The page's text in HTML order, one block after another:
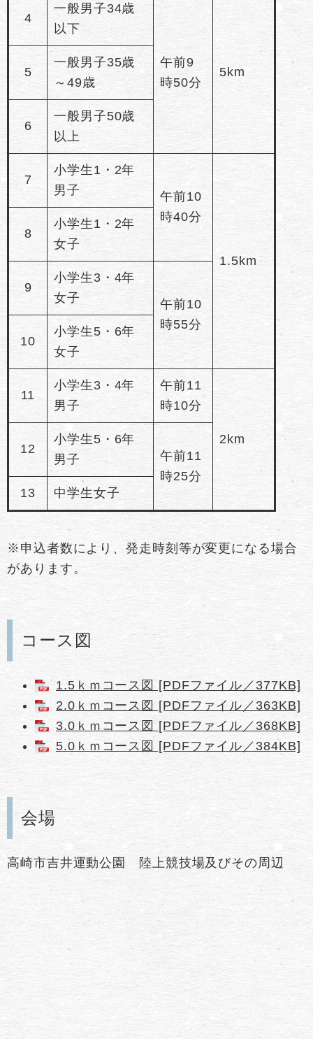
4
一般男子34歳
以下
午前9
時50分
5km
5
一般男子35歳
～49歳
6
一般男子50歳
以上
7
小学生1・2年
男子
午前10
時40分
1.5km
8
小学生1・2年
女子
9
小学生3・4年
女子
午前10
時55分
10
小学生5・6年
女子
11
小学生3・4年
男子
午前11
時10分
2km
12
小学生5・6年
男子
午前11
時25分
13
中学生女子
※申込者数により、発走時刻等が変更になる場合
があります。
コース図
1.5ｋｍコース図 [PDFファイル／377KB]
2.0ｋｍコース図 [PDFファイル／363KB]
3.0ｋｍコース図 [PDFファイル／368KB]
5.0ｋｍコース図 [PDFファイル／384KB]
会場
高崎市吉井運動公園 陸上競技場及びその周辺